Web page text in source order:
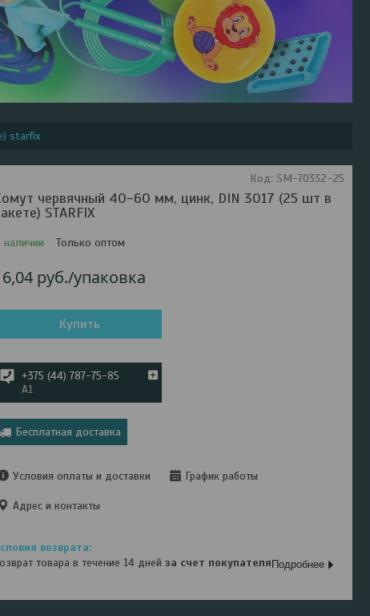
starfix
червячный 40-60 мм, цинк, DIN 3017 (25 шт в
STARFIX
наличии Только оптом
Код: SM-70332-25
руб./упаковка
Купить
+375 (44) 787-75-85
А1
Бесплатная доставка
Условия оплаты и доставки График работы
Адрес и контакты
товара в течение 14 днейза счет покупателя Подробнее